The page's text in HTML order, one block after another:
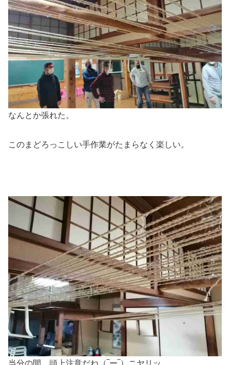
なんとか張れた。
このまどろっこしい手作業がたまらなく楽しい。
当分の間、頭上注意だね（‾ー‾）ニヤリッ